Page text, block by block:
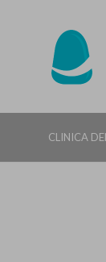
CLINICA